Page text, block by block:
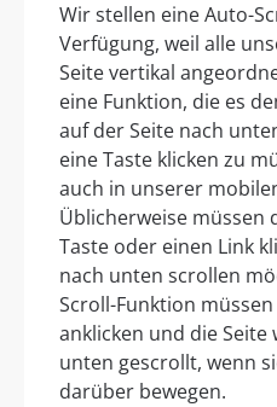
Wir stellen eine Auto-
Verfügung, weil alle
Seite vertikal
eine Funktion, die es
auf der Seite nach
eine Taste klicken zu
auch in unserer
Üblicherweise müssen
Taste oder einen Link
nach unten scrollen
Scroll-Funktion
anklicken und die
unten gescrollt, wenn
darüber bewegen.